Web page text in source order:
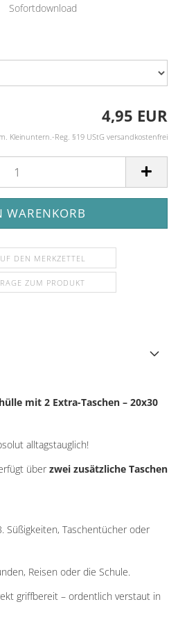
Sofortdownload
4,95 EUR
Kleinuntern.-Reg. §19 UStG versandkostenfrei
DEN MERKZETTEL
ZUM PRODUKT
mit 2 Extra-Taschen – 20x30
alltagstauglich!
überzwei zusätzliche Taschen
Süßigkeiten, Taschentücher oder
Reisen oder die Schule.
griffbereit – ordentlich verstaut in